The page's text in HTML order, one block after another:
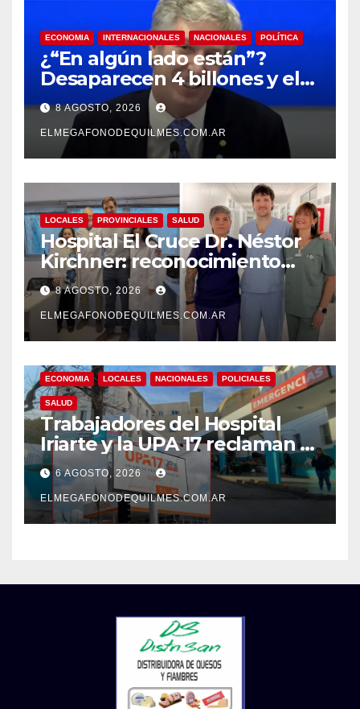
ECONOMIA INTERNACIONALES NACIONALES POLÍTICA
¿“En algún lado están”?
Desaparecen 4 billones y el
presidente del BCRA
responde con una risita
8 AGOSTO, 2026
ELMEGAFONODEQUILMES.COM.AR
LOCALES PROVINCIALES SALUD
Hospital El Cruce Dr. Néstor
Kirchner: reconocimiento
internacional a la calidad de
su atención
8 AGOSTO, 2026
ELMEGAFONODEQUILMES.COM.AR
ECONOMIA LOCALES NACIONALES POLICIALES
SALUD
Trabajadores del Hospital
Iriarte y la UPA 17 reclaman el
pase a planta de becarios y
mejoras laborales
6 AGOSTO, 2026
ELMEGAFONODEQUILMES.COM.AR